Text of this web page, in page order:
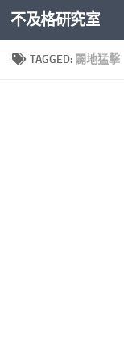
Skip to content
不及格研究室
TAGGED: 闢地猛擊